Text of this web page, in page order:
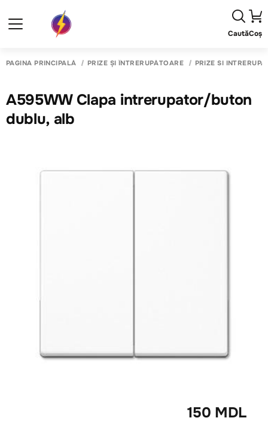
CautăCoș
PAGINA PRINCIPALĂ PRIZE ȘI ÎNTRERUPĂTOARE PRIZE SI
A595WW Clapa intrerupator/buton
dublu, alb
150 MDL